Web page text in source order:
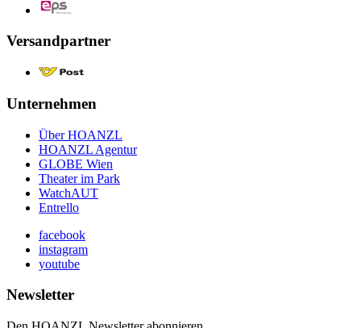
Versandpartner
Unternehmen
Über HOANZL
HOANZL Agentur
GLOBE Wien
Theater im Park
WatchAUT
Entrello
facebook
instagram
youtube
Newsletter